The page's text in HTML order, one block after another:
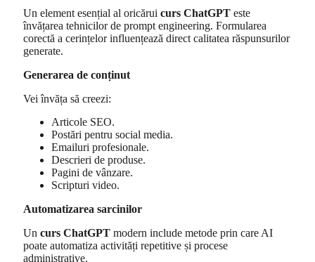
Un element esențial al oricărui curs ChatGPT este
învățarea tehnicilor de prompt engineering. Formularea
corectă a cerințelor influențează direct calitatea răspunsurilor
generate.
Generarea de conținut
Vei învăța să creezi:
Articole SEO.
Postări pentru social media.
Emailuri profesionale.
Descrieri de produse.
Pagini de vânzare.
Scripturi video.
Automatizarea sarcinilor
Un curs ChatGPT modern include metode prin care AI
poate automatiza activități repetitive și procese
administrative.